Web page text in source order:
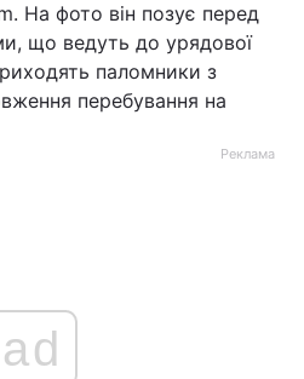
На фото він позує перед
що ведуть до урядової
паломники з
перебування на
Реклама
ad